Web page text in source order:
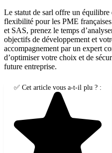
Le statut de sarl offre un
flexibilité pour les PME
et SAS, prenez le temps
objectifs de développement et
accompagnement par un expert
d’optimiser votre choix et de
future entreprise.
✅ Cet article vous a-t-il plu ? :